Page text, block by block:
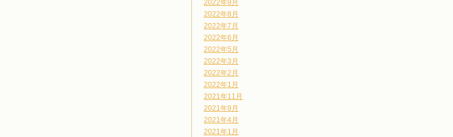
2022年9月
2022年8月
2022年7月
2022年6月
2022年5月
2022年3月
2022年2月
2022年1月
2021年11月
2021年9月
2021年4月
2021年1月